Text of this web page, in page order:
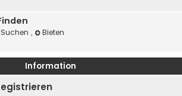
Suchen ,
Bieten
Information